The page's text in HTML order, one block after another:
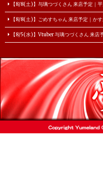
【8/8(土)】与璃つづくさん 来店予定｜
【8/8(土)】ごめすちゃん 来店予定｜か
【8/5(水)】Vtuber 与璃つづくさん 来店